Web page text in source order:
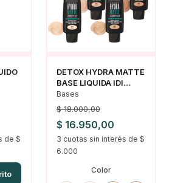
de $
DETOX HYDRA MATTE
BASE LIQUIDA IDI
HIPOALERGENICO
Bases
$18.000,00
El
precio
original
$ 16.950,00
precio
3 cuotas sin interés de $
6.000
Color